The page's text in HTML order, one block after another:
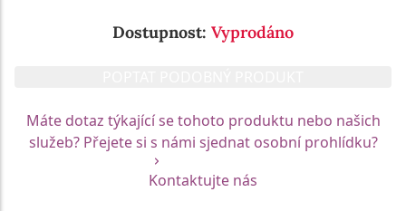
Dostupnost: Vyprodáno
Máte dotaz týkající se tohoto produktu nebo našich
služeb? Přejete si s námi sjednat osobní prohlídku?
Kontaktujte nás